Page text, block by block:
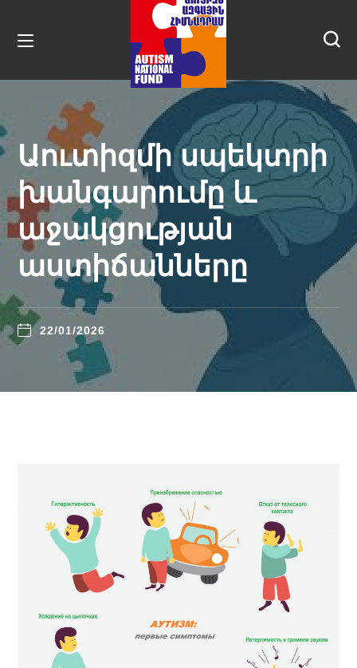
Աուտիզմի սպեկտրի
խանգարումը և
աջակցության
աստիճանները
22/01/2026